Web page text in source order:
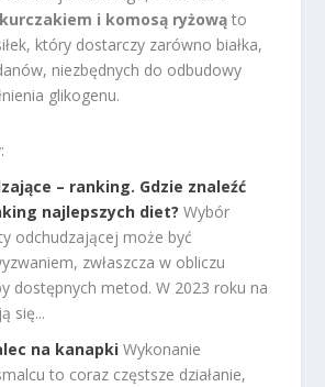
i komosą ryżową to
który dostarczy zarówno białka,
niezbędnych do odbudowy
glikogenu.
– ranking. Gdzie znaleźć
najlepszych diet? Wybór
odchudzającej może być
zwłaszcza w obliczu
dostępnych metod. W 2023 roku na
się...
na kanapki Wykonanie
to coraz częstsze działanie,